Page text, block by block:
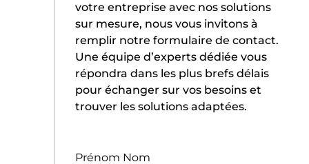
ACCUEIL
votre entreprise avec nos solutions
sur mesure, nous vous invitons à
remplir notre formulaire de contact.
Une équipe d’experts dédiée vous
répondra dans les plus brefs délais
pour échanger sur vos besoins et
trouver les solutions adaptées.
Prénom Nom